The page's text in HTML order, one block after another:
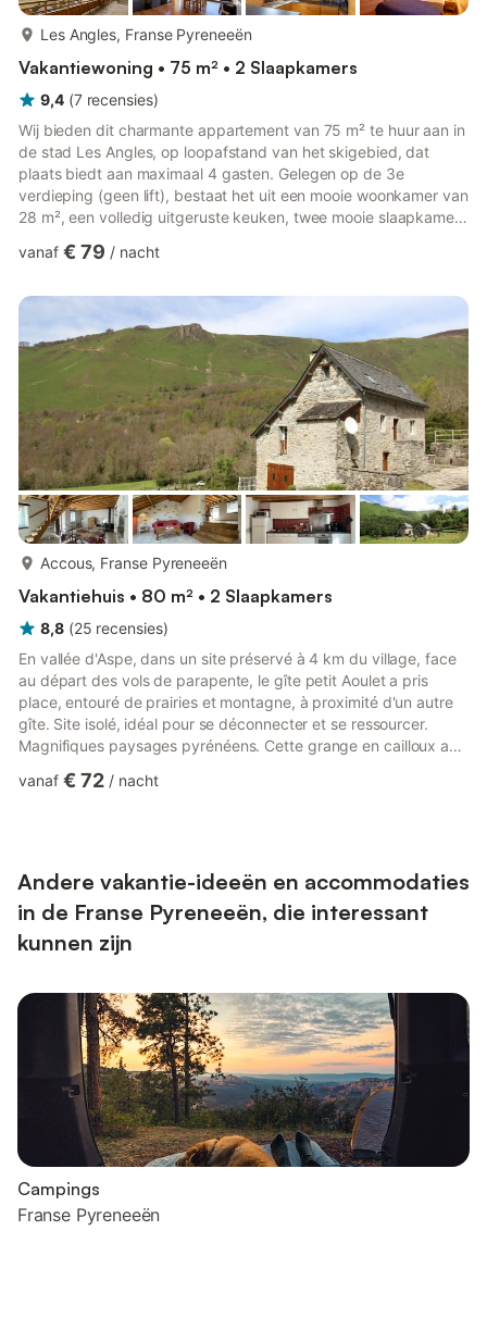
Les Angles, Franse Pyreneeën
Vakantiewoning • 75 m² • 2 Slaapkamers
9,4 (7 recensies)
Wij bieden dit charmante appartement van 75 m² te huur aan in
de stad Les Angles, op loopafstand van het skigebied, dat
plaats biedt aan maximaal 4 gasten. Gelegen op de 3e
verdieping (geen lift), bestaat het uit een mooie woonkamer van
28 m², een volledig uitgeruste keuken, twee mooie slaapkamers
van ongeveer 80 m². Wi-Fi is inbegrepen – we wachten op u!
28 m² met tv, slaapbank, fauteuils en een eethoek. - Een open,
volledig uitgeruste keuken inclusief: waterkoker, ove...
vanaf € 79 / nacht
Accous, Franse Pyreneeën
Vakantiehuis • 80 m² • 2 Slaapkamers
8,8 (25 recensies)
En vallée d'Aspe, dans un site préservé à 4 km du village, face
au départ des vols de parapente, le gîte petit Aoulet a pris
place, entouré de prairies et montagne, à proximité d'un autre
gîte. Site isolé, idéal pour se déconnecter et se ressourcer.
Magnifiques paysages pyrénéens. Cette grange en cailloux a
de-chaussée : - Une cuisine équipée (micro-ondes, lave-
vanaf € 72 / nacht
Andere vakantie-ideeën en accommodaties
in de Franse Pyreneeën, die interessant
kunnen zijn
Campings
Franse Pyreneeën